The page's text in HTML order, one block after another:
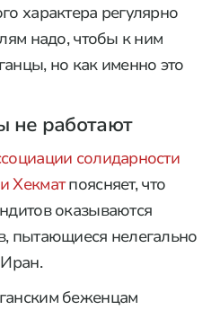
характера регулярно
надо, чтобы к ним
но как именно это
не работают
солидарности
Хекматпоясняет, что
оказываются
пытающиеся нелегально
беженцам